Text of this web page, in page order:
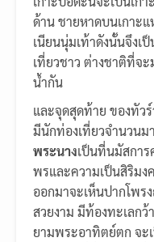
ด้าน ชายหาดบนเกาะ
เนียนนุ่มเท้าดังนั้นจึงเ
เที่ยวชาว ต่างชาติที่จ
น้ำกัน
และจุดสุดท้าย ของทัว
มีนักท่องเที่ยวจำนวน
พระนางเป็นที่นมัสกา
พรและความเป็นสิริมง
ออกมาจะเห็นปากโพร
สวยงาม มีท้องทะเลกว้
ยามพระอาทิตย์ตก จ